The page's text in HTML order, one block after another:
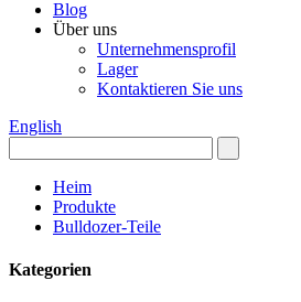
Blog
Über uns
Unternehmensprofil
Lager
Kontaktieren Sie uns
English
Heim
Produkte
Bulldozer-Teile
Kategorien